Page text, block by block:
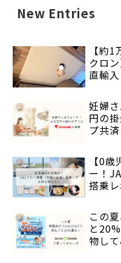
New Entries
【約
クロ
直輸入
妊婦
円の
プ共
【0
ー！
搭乗
この
と
物して